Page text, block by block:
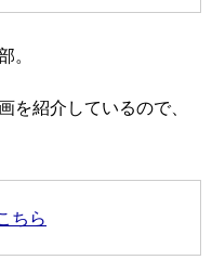
紹介しているので、
ちら